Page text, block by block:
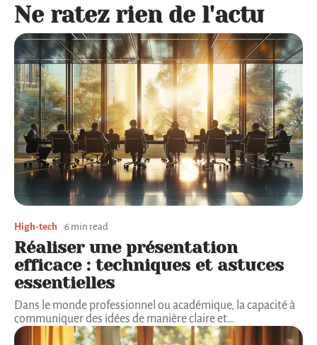
Ne ratez rien de l'actu
High-tech 6 min read
Réaliser une présentation
efficace : techniques et astuces
essentielles
Dans le monde professionnel ou académique, la capacité à
communiquer des idées de manière claire et…